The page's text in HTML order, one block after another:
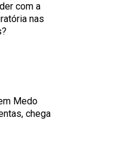
com a
nas
Medo
chega